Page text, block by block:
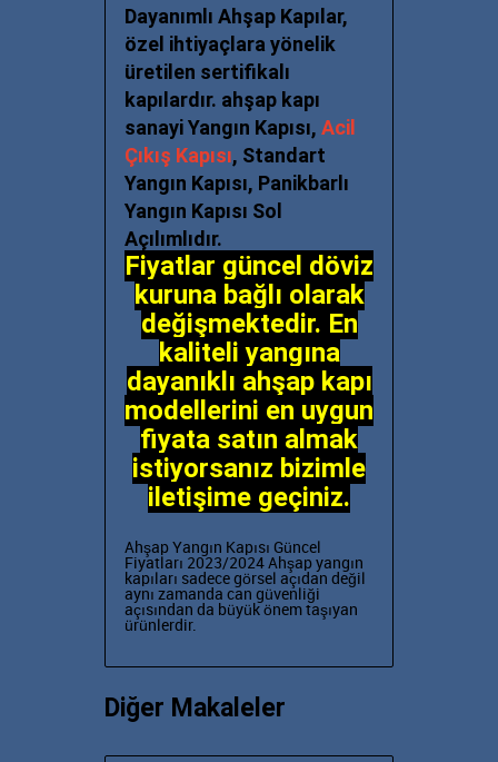
Dayanımlı Ahşap Kapılar,
özel ihtiyaçlara yönelik
üretilen sertifikalı
kapılardır. ahşap kapı
sanayi Yangın Kapısı, Acil
Çıkış Kapısı, Standart
Yangın Kapısı, Panikbarlı
Yangın Kapısı Sol
Açılımlıdır.
Fiyatlar güncel döviz
kuruna bağlı olarak
değişmektedir. En
kaliteli yangına
dayanıklı ahşap kapı
modellerini en uygun
fiyata satın almak
istiyorsanız bizimle
iletişime geçiniz.
Ahşap Yangın Kapısı Güncel
Fiyatları 2023/2024 Ahşap yangın
kapıları sadece görsel açıdan değil
aynı zamanda can güvenliği
açısından da büyük önem taşıyan
ürünlerdir.
Diğer Makaleler